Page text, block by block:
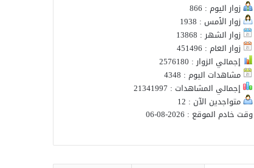
زوار اليوم : 866
زوار الأمس : 1938
زوار الشهر : 13868
زوار العام : 451496
إجمالي الزوار : 2576180
مشاهدات اليوم : 4348
إجمالي المشاهدات : 21341997
متواجدين الآن : 12
وقت خادم الموقع : 2026-08-06